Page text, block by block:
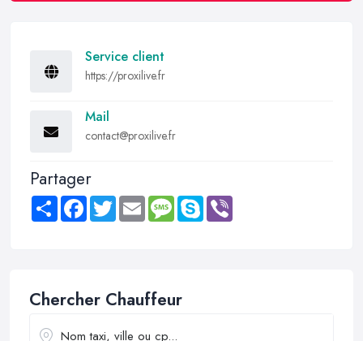
Service client
https://proxilive.fr
Mail
contact@proxilive.fr
Partager
Share FacebookTwitter Email MessageSkype
Chercher Chauffeur